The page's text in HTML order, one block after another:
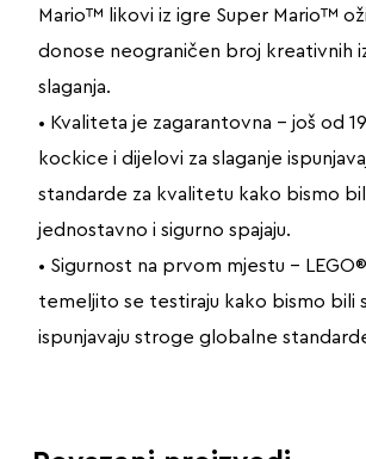
Mario™ likovi iz igre Super Mario™
donose neograničen broj kreativnih
slaganja.
• Kvaliteta je zagarantovna – još od
kockice i dijelovi za slaganje
standarde za kvalitetu kako bismo
jednostavno i sigurno spajaju.
• Sigurnost na prvom mjestu –
temeljito se testiraju kako bismo bili
ispunjavaju stroge globalne